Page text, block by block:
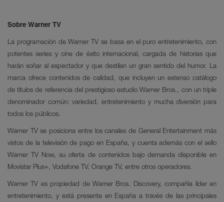
Sobre Warner TV
La programación de Warner TV se basa en el puro entretenimiento, con
potentes series y cine de éxito internacional, cargada de historias que
harán soñar al espectador y que destilan un gran sentido del humor. La
marca ofrece contenidos de calidad, que incluyen un extenso catálogo
de títulos de referencia del prestigioso estudio Warner Bros., con un triple
denominador común: variedad, entretenimiento y mucha diversión para
todos los públicos.
Warner TV se posiciona entre los canales de General Entertainment más
vistos de la televisión de pago en España, y cuenta además con el sello
Warner TV Now, su oferta de contenidos bajo demanda disponible en
Movistar Plus+, Vodafone TV, Orange TV, entre otros operadores.
Warner TV es propiedad de Warner Bros. Discovery, compañía líder en
entretenimiento, y está presente en España a través de las principales